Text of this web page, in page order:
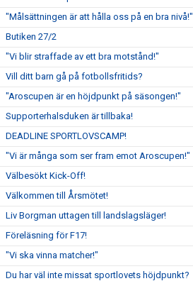
"Målsättningen är att hålla oss på en bra nivå!"
Butiken 27/2
"Vi blir straffade av ett bra motstånd!"
Vill ditt barn gå på fotbollsfritids?
"Aroscupen är en höjdpunkt på säsongen!"
Supporterhalsduken är tillbaka!
DEADLINE SPORTLOVSCAMP!
"Vi är många som ser fram emot Aroscupen!"
Välbesökt Kick-Off!
Välkommen till Årsmötet!
Liv Borgman uttagen till landslagsläger!
Föreläsning för F17!
"Vi ska vinna matcher!"
Du har väl inte missat sportlovets höjdpunkt?